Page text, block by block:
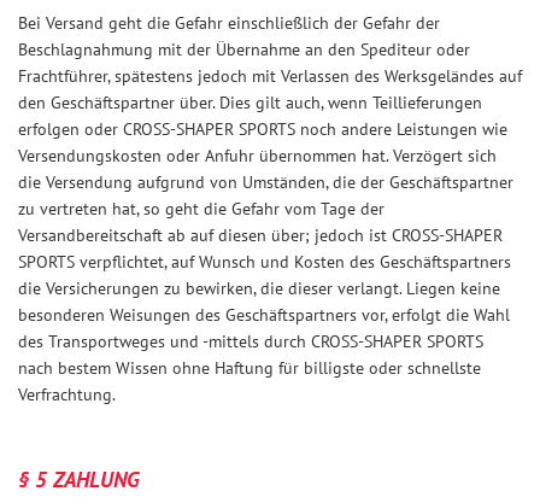
Bei Versand geht die Gefahr einschließlich der Gefahr der
Beschlagnahmung mit der Übernahme an den Spediteur oder
Frachtführer, spätestens jedoch mit Verlassen des Werksgeländes auf
den Geschäftspartner über. Dies gilt auch, wenn Teillieferungen
erfolgen oder CROSS-SHAPER SPORTS noch andere Leistungen wie
Versendungskosten oder Anfuhr übernommen hat. Verzögert sich
die Versendung aufgrund von Umständen, die der Geschäftspartner
zu vertreten hat, so geht die Gefahr vom Tage der
Versandbereitschaft ab auf diesen über; jedoch ist CROSS-SHAPER
SPORTS verpflichtet, auf Wunsch und Kosten des Geschäftspartners
die Versicherungen zu bewirken, die dieser verlangt. Liegen keine
besonderen Weisungen des Geschäftspartners vor, erfolgt die Wahl
des Transportweges und -mittels durch CROSS-SHAPER SPORTS
nach bestem Wissen ohne Haftung für billigste oder schnellste
Verfrachtung.
§ 5 ZAHLUNG